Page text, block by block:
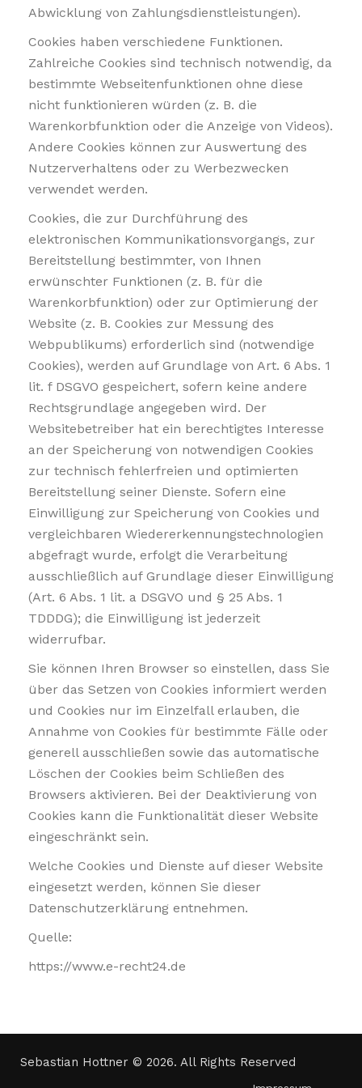
Abwicklung von Zahlungsdienstleistungen).
Cookies haben verschiedene Funktionen.
Zahlreiche Cookies sind technisch notwendig, da
bestimmte Webseitenfunktionen ohne diese
nicht funktionieren würden (z. B. die
Warenkorbfunktion oder die Anzeige von Videos).
Andere Cookies können zur Auswertung des
Nutzerverhaltens oder zu Werbezwecken
verwendet werden.
Cookies, die zur Durchführung des
elektronischen Kommunikationsvorgangs, zur
Bereitstellung bestimmter, von Ihnen
erwünschter Funktionen (z. B. für die
Warenkorbfunktion) oder zur Optimierung der
Website (z. B. Cookies zur Messung des
Webpublikums) erforderlich sind (notwendige
Cookies), werden auf Grundlage von Art. 6 Abs. 1
lit. f DSGVO gespeichert, sofern keine andere
Rechtsgrundlage angegeben wird. Der
Websitebetreiber hat ein berechtigtes Interesse
an der Speicherung von notwendigen Cookies
zur technisch fehlerfreien und optimierten
Bereitstellung seiner Dienste. Sofern eine
Einwilligung zur Speicherung von Cookies und
vergleichbaren Wiedererkennungstechnologien
abgefragt wurde, erfolgt die Verarbeitung
ausschließlich auf Grundlage dieser Einwilligung
(Art. 6 Abs. 1 lit. a DSGVO und § 25 Abs. 1
TDDDG); die Einwilligung ist jederzeit
widerrufbar.
Sie können Ihren Browser so einstellen, dass Sie
über das Setzen von Cookies informiert werden
und Cookies nur im Einzelfall erlauben, die
Annahme von Cookies für bestimmte Fälle oder
generell ausschließen sowie das automatische
Löschen der Cookies beim Schließen des
Browsers aktivieren. Bei der Deaktivierung von
Cookies kann die Funktionalität dieser Website
eingeschränkt sein.
Welche Cookies und Dienste auf dieser Website
eingesetzt werden, können Sie dieser
Datenschutzerklärung entnehmen.
Quelle:
https://www.e-recht24.de
Sebastian Hottner © 2026. All Rights Reserved